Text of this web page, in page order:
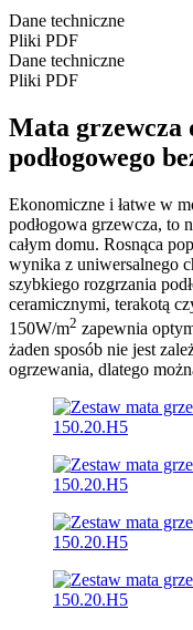
Dane techniczne
Pliki PDF
Dane techniczne
Pliki PDF
Mata grzewcza
podłogowego
Ekonomiczne i łatwe w
podłogowa grzewcza, to
całym domu. Rosnąca
wynika z uniwersalnego
szybkiego rozgrzania
ceramicznymi, terakotą
150W/m2 zapewnia
żaden sposób nie jest
ogrzewania, dlatego